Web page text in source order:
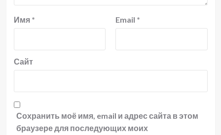
Имя * Email *
Сайт
Сохранить моё имя, email и адрес сайта в этом
браузере для последующих моих